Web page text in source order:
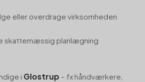
eller overdrage virksomheden
skattemæssig planlægning
i Glostrup – fx håndværkere,